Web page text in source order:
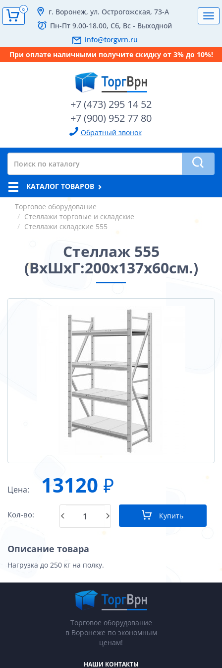
г. Воронеж, ул. Острогожская, 73-А
Пн-Пт 9.00-18.00, Сб, Вс - Выходной
info@torgvrn.ru
При оплате наличными получите скидку от 3% до 10%!
+7 (473) 295 14 52
+7 (900) 952 77 80
Обратный звонок
0
КАТАЛОГ ТОВАРОВ
Торговое оборудование
Стеллажи торговые и складские
Стеллажи складские 555
Стеллаж 555
(ВхШхГ:200х137х60см.)
Цена: 13120 ₽
Кол-во: Купить
Описание товара
Нагрузка до 250 кг на полку.
Торговое оборудование
в Воронеже по экономным
ценам!
НАШИ КОНТАКТЫ